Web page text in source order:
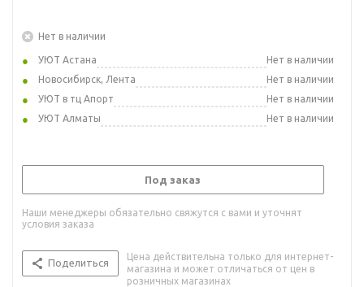
Нет в наличии
УЮТ Астана
Нет в наличии
Новосибирск, Лента
Нет в наличии
УЮТ в тц Апорт
Нет в наличии
УЮТ Алматы
Нет в наличии
Под заказ
Наши менеджеры обязательно свяжутся с вами и уточнят
условия заказа
Поделиться
Цена действительна только для интернет-
магазина и может отличаться от цен в
розничных магазинах